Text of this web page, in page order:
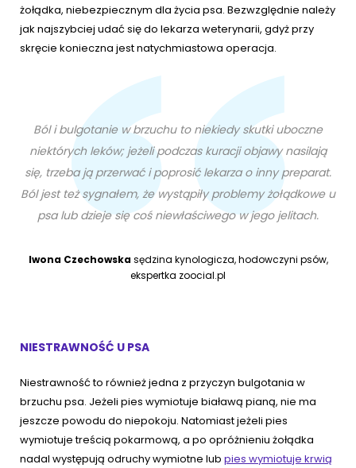
żołądka, niebezpiecznym dla życia psa. Bezwzględnie należy
jak najszybciej udać się do lekarza weterynarii, gdyż przy
skręcie konieczna jest natychmiastowa operacja.
Ból i bulgotanie w brzuchu to niekiedy skutki uboczne
niektórych leków; jeżeli podczas kuracji objawy nasilają
się, trzeba ją przerwać i poprosić lekarza o inny preparat.
Ból jest też sygnałem, że wystąpiły problemy żołądkowe u
psa lub dzieje się coś niewłaściwego w jego jelitach.
Iwona Czechowskasędzina kynologicza, hodowczyni psów,
ekspertka zoocial.pl
NIESTRAWNOŚĆ U PSA
Niestrawność to również jedna z przyczyn bulgotania w
brzuchu psa. Jeżeli pies wymiotuje białawą pianą, nie ma
jeszcze powodu do niepokoju. Natomiast jeżeli pies
wymiotuje treścią pokarmową, a po opróżnieniu żołądka
nadal występują odruchy wymiotne lub pies wymiotuje krwią